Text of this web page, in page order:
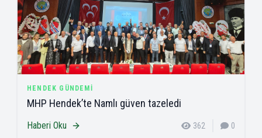
HENDEK GÜNDEMI
MHP Hendek’te Namlı güven tazeledi
Haberi Oku 362 0